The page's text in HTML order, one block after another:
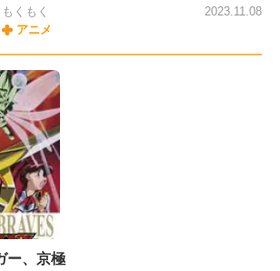
もくもく
アニメ
2023.11.08
ー、京極